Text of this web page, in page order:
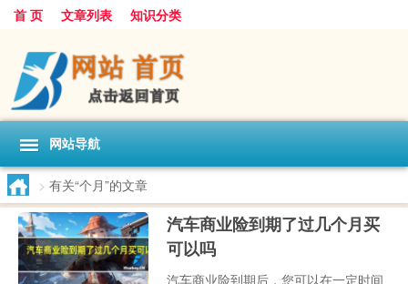
首 页 文章列表 知识分类
网站导航
> 有关“个月”的文章
汽车商业险到期了过几个月买
可以吗
汽车商业险到期后，您可以在一定时间